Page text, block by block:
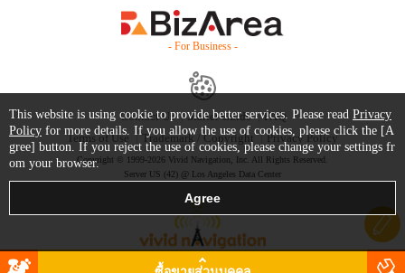
- For Business -
Contact Us Starter Guide
FAQ
Terms of Use
Trademark / Copyright Privacy Policy
Copyright © 1999-2026 Vivid Navigation, Inc. All Rights Reserved.
Server US (42) @ Los Angeles Data Center
This website is using cookie to provide better services. Please read Privacy
Policy for more details. If you allow the use of cookies, please click the [A
gree] button. If you reject the use of cookies, please change your settings fr
om your browser.